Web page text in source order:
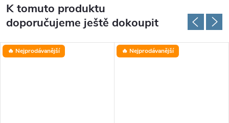
K tomuto produktu
doporučujeme ještě dokoupit
🔥 Nejprodávanější 🔥 Nejprodávanější